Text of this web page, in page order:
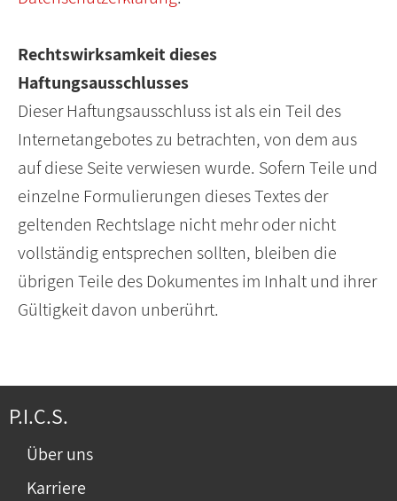
Rechtswirksamkeit dieses
Haftungsausschlusses
Dieser Haftungsausschluss ist als ein Teil des
Internetangebotes zu betrachten, von dem aus
auf diese Seite verwiesen wurde. Sofern Teile und
einzelne Formulierungen dieses Textes der
geltenden Rechtslage nicht mehr oder nicht
vollständig entsprechen sollten, bleiben die
übrigen Teile des Dokumentes im Inhalt und ihrer
Gültigkeit davon unberührt.
P.I.C.S.
Über uns
Karriere